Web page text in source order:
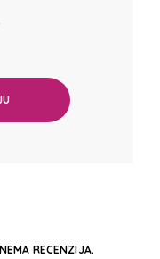
RECENZIJA.